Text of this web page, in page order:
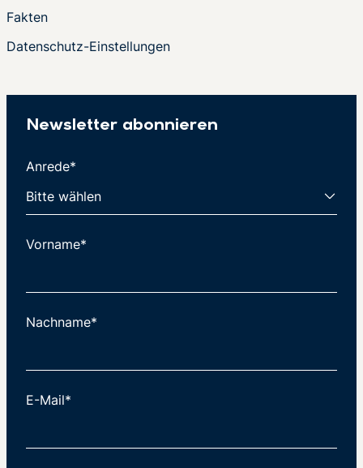
Fakten
Datenschutz-Einstellungen
Newsletter abonnieren
Anrede*
Vorname*
Nachname*
E-Mail*